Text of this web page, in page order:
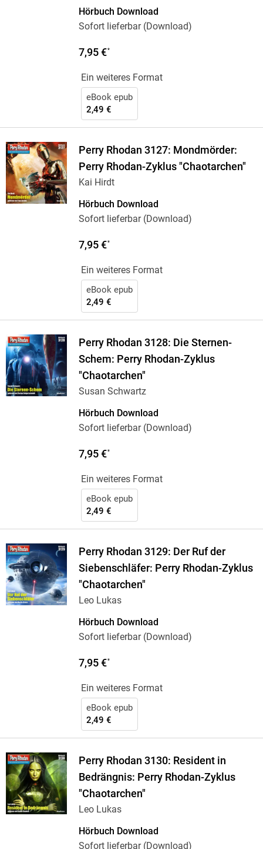
Hörbuch Download
Sofort lieferbar (Download)
7,95 €*
Ein weiteres Format
eBook epub
2,49 €
Perry Rhodan 3127: Mondmörder:
Perry Rhodan-Zyklus "Chaotarchen"
Kai Hirdt
Hörbuch Download
Sofort lieferbar (Download)
7,95 €*
Ein weiteres Format
eBook epub
2,49 €
Perry Rhodan 3128: Die Sternen-
Schem: Perry Rhodan-Zyklus
"Chaotarchen"
Susan Schwartz
Hörbuch Download
Sofort lieferbar (Download)
7,95 €*
Ein weiteres Format
eBook epub
2,49 €
Perry Rhodan 3129: Der Ruf der
Siebenschläfer: Perry Rhodan-Zyklus
"Chaotarchen"
Leo Lukas
Hörbuch Download
Sofort lieferbar (Download)
7,95 €*
Ein weiteres Format
eBook epub
2,49 €
Perry Rhodan 3130: Resident in
Bedrängnis: Perry Rhodan-Zyklus
"Chaotarchen"
Leo Lukas
Hörbuch Download
Sofort lieferbar (Download)